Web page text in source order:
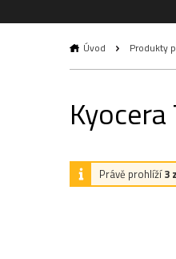
Úvod Produkty
Právě prohlíží3